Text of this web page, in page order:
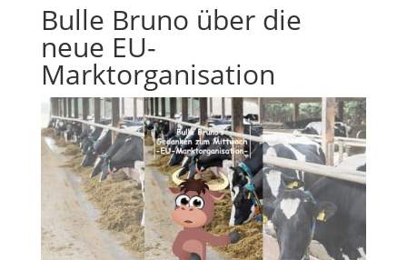
Bulle Bruno über die
neue EU-
Marktorganisation